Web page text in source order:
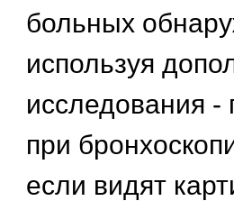
больных
используя
исследования
при
если видят